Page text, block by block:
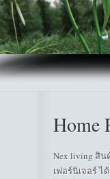
Home
Nex living สิน
เฟอร์นิเจอร์ ไ